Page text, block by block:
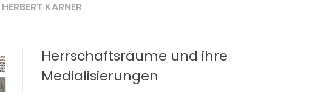
HERBERT KARNER
Herrschaftsräume und ihre
Medialisierungen